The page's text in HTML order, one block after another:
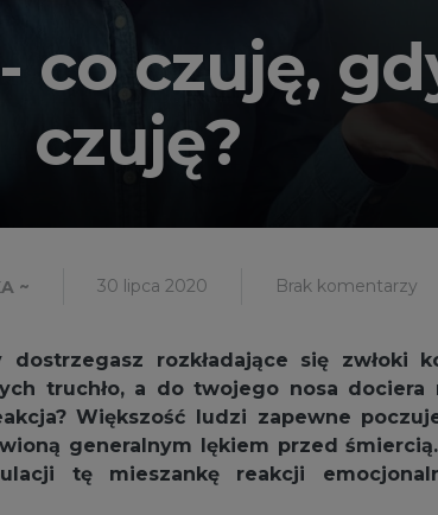
co czuję,
czuję?
~ 30 lipca 2020 Brak komentarzy
rozkładające się zwłoki
truchło, a do twojego nosa dociera
Większość ludzi zapewne
generalnym lękiem przed
tę mieszankę reakcji